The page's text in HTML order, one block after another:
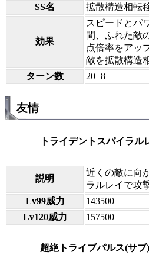
SS名 拡散構造相転
効果
スピードとパ
間、ふれた敵
点倍率をアッ
敵を拡散構造
ターン数
20+8
友情
トライデントスパイラル
説明
近くの敵に向
ラルレイで攻
Lv99威力
143500
Lv120威力
157500
超絶トライブパルス(サブ)